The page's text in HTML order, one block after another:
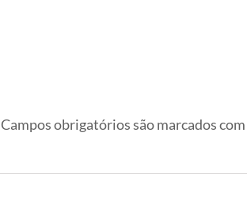
Campos obrigatórios são marcados com